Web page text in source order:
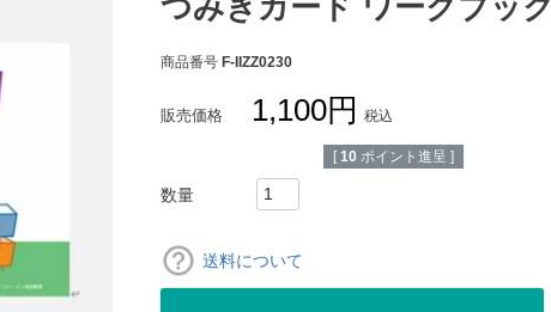
つみきカード ワークブック
商品番号 F-IIZZ0230
販売価格 1,100 税込
[ 10 ポイント進呈 ]
送料について